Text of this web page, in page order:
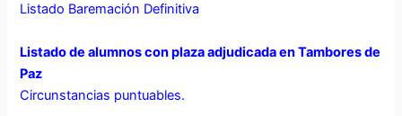
Listado Baremación Definitiva
Listado de alumnos con plaza adjudicada en Tambores de
Paz
Circunstancias puntuables.